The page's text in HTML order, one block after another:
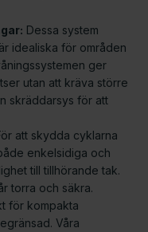
Dessa system
idealiska för områden
ger
utan att kräva större
skräddarsys för att
att skydda cyklarna
enkelsidiga och
till tillhörande tak.
torra och säkra.
för kompakta
Våra